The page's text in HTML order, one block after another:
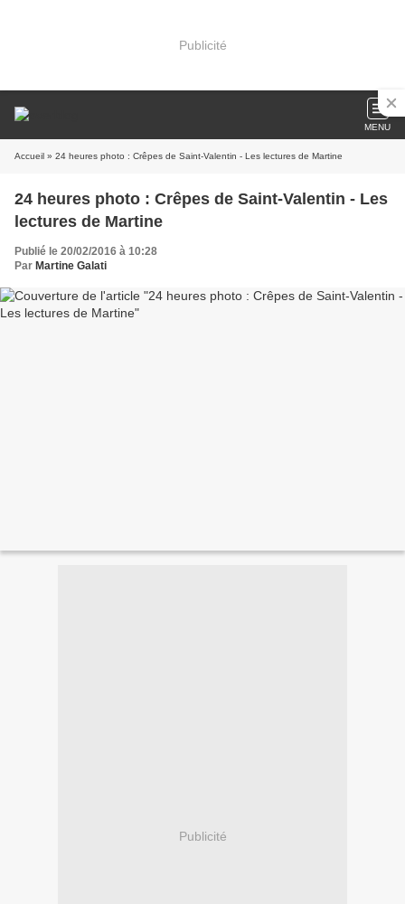
Publicité
MENU
Accueil » 24 heures photo : Crêpes de Saint-Valentin - Les lectures de Martine
24 heures photo : Crêpes de Saint-Valentin - Les
lectures de Martine
Publié le 20/02/2016 à 10:28
Par Martine Galati
Publicité